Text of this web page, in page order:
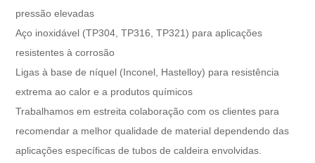
pressão elevadas
Aço inoxidável (TP304, TP316, TP321) para aplicações
resistentes à corrosão
Ligas à base de níquel (Inconel, Hastelloy) para resistência
extrema ao calor e a produtos químicos
Trabalhamos em estreita colaboração com os clientes para
recomendar a melhor qualidade de material dependendo das
aplicações específicas de tubos de caldeira envolvidas.